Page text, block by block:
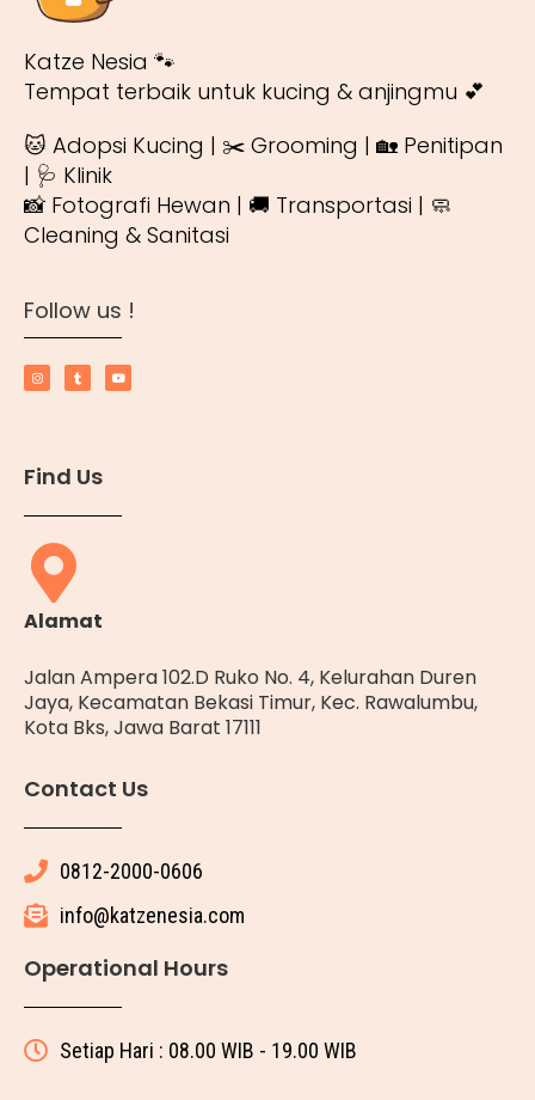
Katze Nesia 🐾
Tempat terbaik untuk kucing & anjingmu 💕
🐱 Adopsi Kucing | ✂️ Grooming | 🏡 Penitipan
| 🩺 Klinik
📸 Fotografi Hewan | 🚚 Transportasi | 🧼
Cleaning & Sanitasi
Follow us !
Find Us
Alamat
Jalan Ampera 102.D Ruko No. 4, Kelurahan Duren
Jaya, Kecamatan Bekasi Timur, Kec. Rawalumbu,
Kota Bks, Jawa Barat 17111
Contact Us
0812-2000-0606
info@katzenesia.com
Operational Hours
Setiap Hari : 08.00 WIB - 19.00 WIB